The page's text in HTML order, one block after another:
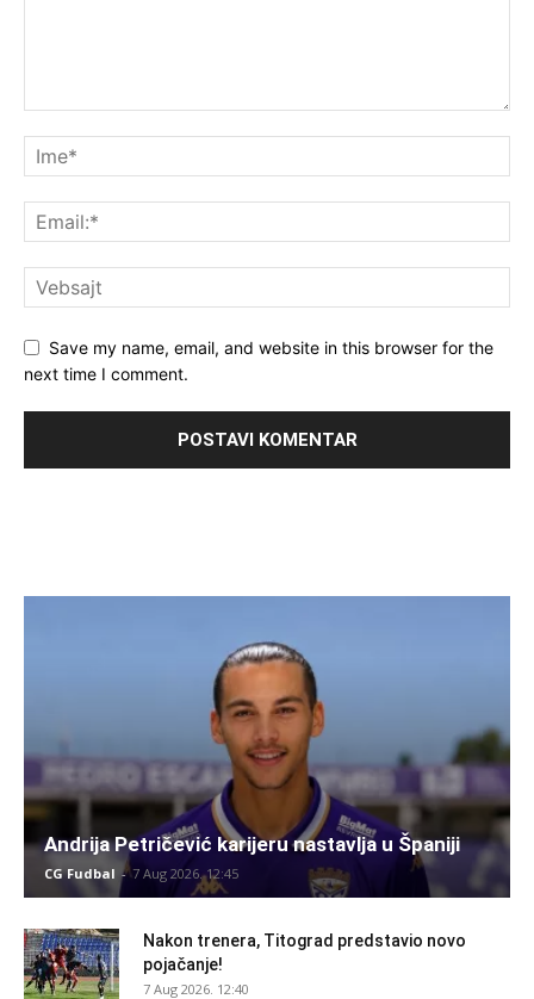
Save my name, email, and website in this browser for the
next time I comment.
Andrija Petričević karijeru nastavlja u Španiji
CG Fudbal - 7 Aug 2026. 12:45
Nakon trenera, Titograd predstavio novo
pojačanje!
7 Aug 2026. 12:40